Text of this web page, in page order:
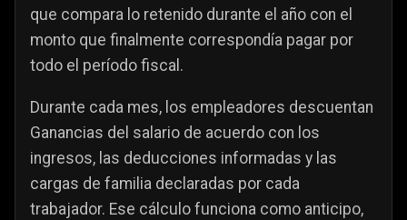
que compara lo retenido durante el año con el
monto que finalmente correspondía pagar por
todo el período fiscal.
Durante cada mes, los empleadores descuentan
Ganancias del salario de acuerdo con los
ingresos, las deducciones informadas y las
cargas de familia declaradas por cada
trabajador. Ese cálculo funciona como anticipo,